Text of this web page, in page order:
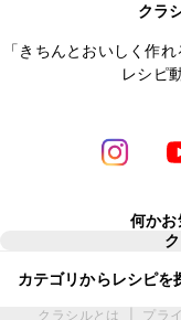
クラ
「きちんとおいしく作
レシピ
何かお
カテゴリからレシピを
クラシルとは プラ